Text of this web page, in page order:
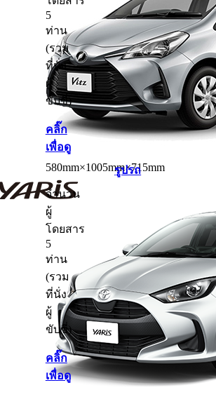
5
ท่าน
(รวม
ที่นั่ง
ผู้
ขับขี่)
คลิ๊ก
เพื่อดู
580mm×1005mm×715mm
จำนวน
ผู้
โดยสาร
5
ท่าน
(รวม
ที่นั่ง
ผู้
ขับขี่)
คลิ๊ก
เพื่อดู
รูปรถ